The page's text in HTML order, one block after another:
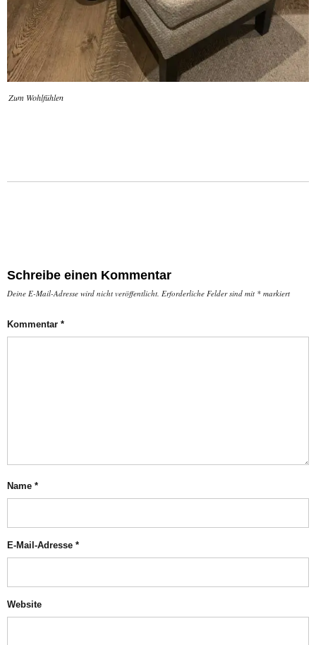
Zum Wohlfühlen
Schreibe einen Kommentar
Deine E-Mail-Adresse wird nicht veröffentlicht. Erforderliche Felder sind mit * markiert
Kommentar *
Name *
E-Mail-Adresse *
Website